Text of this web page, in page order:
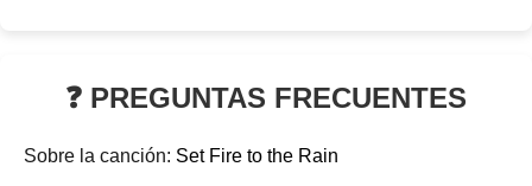
❓ PREGUNTAS FRECUENTES
Sobre la canción: Set Fire to the Rain